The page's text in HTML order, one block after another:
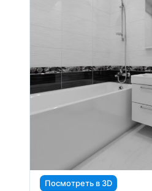
Посмотреть в 3D